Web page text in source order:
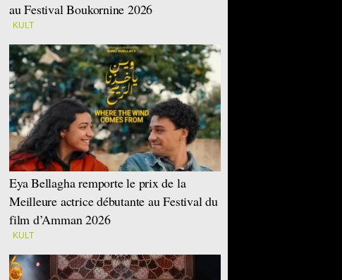
au Festival Boukornine 2026
KULT
Eya Bellagha remporte le prix de la
Meilleure actrice débutante au Festival du
film d’Amman 2026
KULT